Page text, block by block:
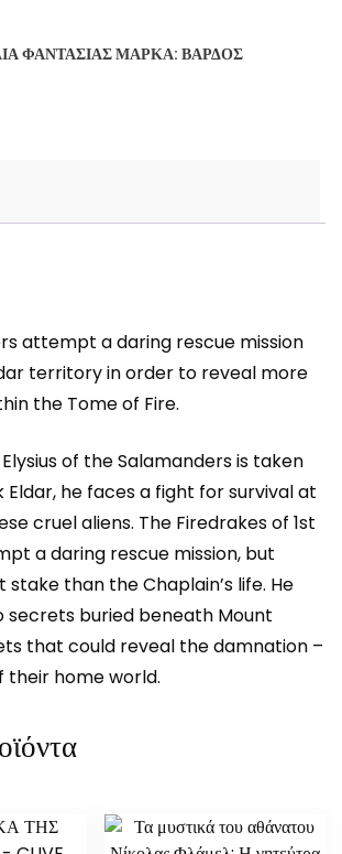
ΦΑΝΤΑΣΊΑΣΜΆΡΚΑ: ΒΆΡΔΟΣ
attempt a daring rescue mission
territory in order to reveal more
the Tome of Fire.
of the Salamanders is taken
he faces a fight for survival at
cruel aliens. The Firedrakes of 1st
a daring rescue mission, but
stake than the Chaplain’s life. He
secrets buried beneath Mount
that could reveal the damnation –
their home world.